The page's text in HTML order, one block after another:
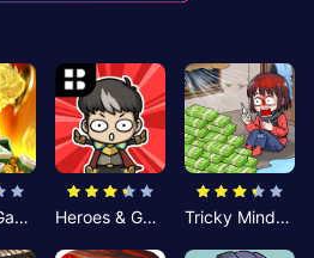
MahjongGame Heroes & Gear? Yoink! Tricky Minds: Brainy Puzzle